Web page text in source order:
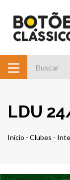
LDU
Início - Clubes -